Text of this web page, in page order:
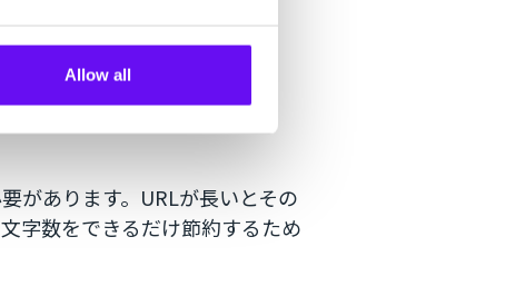
Allow all
があります。URLが長いとその
字数をできるだけ節約するため